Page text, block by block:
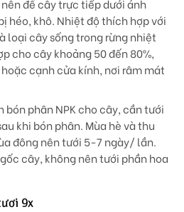
để cây trực tiếp dưới ánh
héo, khô. Nhiệt độ thích hợp với
loại cây sống trong rừng nhiệt
cho cây khoảng 50 đến 80%,
cạnh cửa kính, nơi râm mát
bón phân NPK cho cây, cần tưới
khi bón phân. Mùa hè và thu
đông nên tưới 5-7 ngày/ lần.
cây, không nên tưới phần hoa
9x